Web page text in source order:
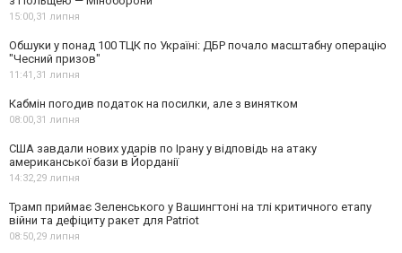
15:00,31 липня
Обшуки у понад 100 ТЦК по Україні: ДБР почало масштабну операцію
"Чесний призов"
11:41,31 липня
Кабмін погодив податок на посилки, але з винятком
08:00,31 липня
США завдали нових ударів по Ірану у відповідь на атаку
американської бази в Йорданії
14:32,29 липня
Трамп приймає Зеленського у Вашингтоні на тлі критичного етапу
війни та дефіциту ракет для Patriot
08:50,29 липня